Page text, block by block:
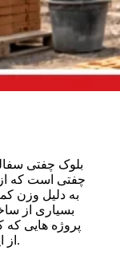
بلوک چفتی
چفتی است که
به دلیل وزن
بسیاری از
پروژه هایی
از این نوع بلوک می تواند گزینه مناسبی باشد.